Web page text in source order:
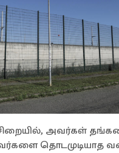
சிறையில், அவர்கள்
தொடமுடியாத